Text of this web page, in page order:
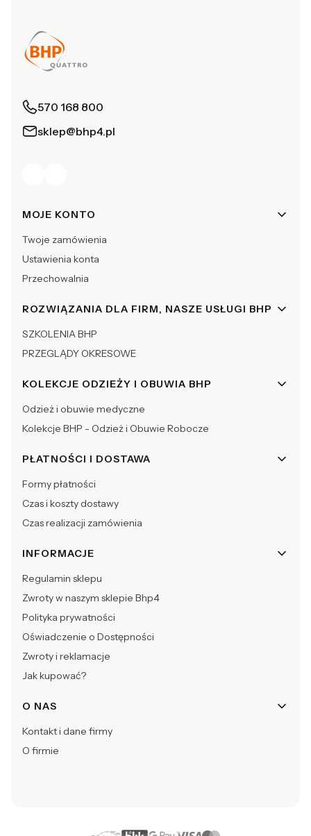
570 168 800
sklep@bhp4.pl
Linki w stopce
MOJE KONTO
Twoje zamówienia
Ustawienia konta
Przechowalnia
ROZWIĄZANIA DLA FIRM, NASZE USŁUGI BHP
SZKOLENIA BHP
PRZEGLĄDY OKRESOWE
KOLEKCJE ODZIEŻY I OBUWIA BHP
Odzież i obuwie medyczne
Kolekcje BHP - Odzież i Obuwie Robocze
PŁATNOŚCI I DOSTAWA
Formy płatności
Czas i koszty dostawy
Czas realizacji zamówienia
INFORMACJE
Regulamin sklepu
Zwroty w naszym sklepie Bhp4
Polityka prywatności
Oświadczenie o Dostępności
Zwroty i reklamacje
Jak kupować?
O NAS
Kontakt i dane firmy
O firmie